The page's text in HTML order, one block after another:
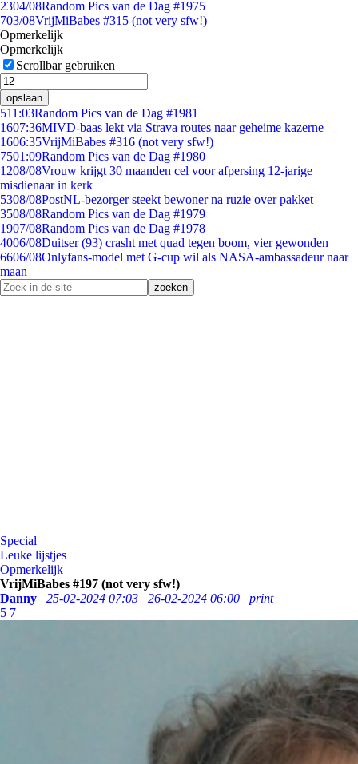
2304/08Random Pics van de Dag #1975
703/08VrijMiBabes #315 (not very sfw!)
Opmerkelijk
Opmerkelijk
Scrollbar gebruiken
opslaan
511:03Random Pics van de Dag #1981
1607:36MIVD-baas lekt via Strava routes naar geheime kazerne
1606:35VrijMiBabes #316 (not very sfw!)
7501:09Random Pics van de Dag #1980
1208/08Vrouw krijgt 30 maanden cel voor afpersing 12-jarige
misdienaar in kerk
5308/08PostNL-bezorger steekt bewoner na ruzie over pakket
3508/08Random Pics van de Dag #1979
1907/08Random Pics van de Dag #1978
4006/08Duitser (93) crasht met quad tegen boom, vier gewonden
6606/08Onlyfans-model met G-cup wil als NASA-ambassadeur naar
maan
Special
Leuke lijstjes
Opmerkelijk
VrijMiBabes #197 (not very sfw!)
Danny
25-02-2024 07:03 26-02-2024 06:00
print
5 7